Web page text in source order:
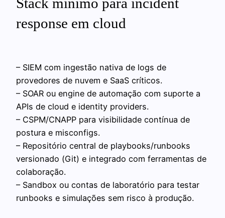
response em cloud
– SIEM com ingestão nativa de logs de
provedores de nuvem e SaaS críticos.
– SOAR ou engine de automação com suporte a
APIs de cloud e identity providers.
– CSPM/CNAPP para visibilidade contínua de
postura e misconfigs.
– Repositório central de playbooks/runbooks
versionado (Git) e integrado com ferramentas de
colaboração.
– Sandbox ou contas de laboratório para testar
runbooks e simulações sem risco à produção.